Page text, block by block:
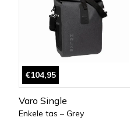
€104,95
Varo Single
Enkele tas – Grey